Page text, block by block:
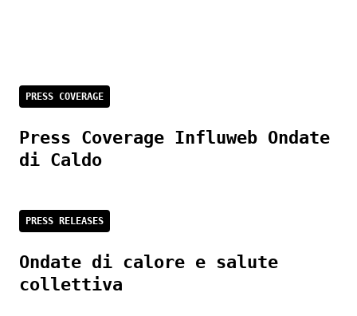
PRESS COVERAGE
Press Coverage Influweb Ondate
di Caldo
PRESS RELEASES
Ondate di calore e salute
collettiva